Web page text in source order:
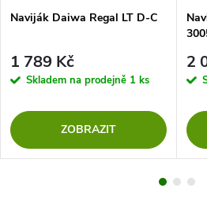
Naviják Daiwa Regal LT D-C
1 789 Kč
Skladem na prodejně 1 ks
ZOBRAZIT
2